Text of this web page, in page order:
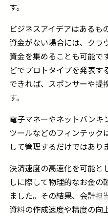
す。
ビジネスアイデアはあるも
資金がない場合には、クラ
資金を集めることも可能で
どでプロトタイプを発表す
できれば、スポンサーや提
す。
電子マネーやネットバンキ
ツールなどのフィンテック
して管理するだけではあり
決済速度の高速化を可能と
しに際して物理的なお金の
ました。その結果、会計担
資料の作成速度や精度の向